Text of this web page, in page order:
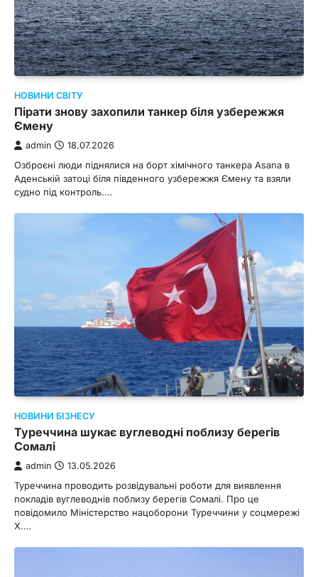
НОВИНИ СВІТУ
Пірати знову захопили танкер біля узбережжя
Ємену
admin 18.07.2026
Озброєні люди піднялися на борт хімічного танкера Asana в
Аденській затоці біля південного узбережжя Ємену та взяли
судно під контроль.…
НОВИНИ БІЗНЕСУ
Туреччина шукає вуглеводні поблизу берегів
Сомалі
admin 13.05.2026
Туреччина проводить розвідувальні роботи для виявлення
покладів вуглеводнів поблизу берегів Сомалі. Про це
повідомило Міністерство нацоборони Туреччини у соцмережі
Х.…